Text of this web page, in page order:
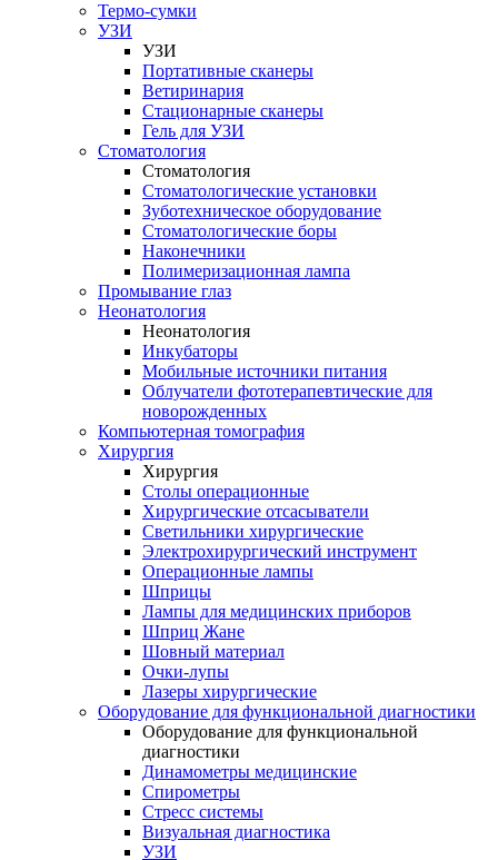
Термо-сумки
УЗИ
УЗИ
Портативные сканеры
Ветиринария
Стационарные сканеры
Гель для УЗИ
Стоматология
Стоматология
Стоматологические установки
Зуботехническое оборудование
Стоматологические боры
Наконечники
Полимеризационная лампа
Промывание глаз
Неонатология
Неонатология
Инкубаторы
Мобильные источники питания
Облучатели фототерапевтические для
новорожденных
Компьютерная томография
Хирургия
Хирургия
Столы операционные
Хирургические отсасыватели
Светильники хирургические
Электрохирургический инструмент
Операционные лампы
Шприцы
Лампы для медицинских приборов
Шприц Жане
Шовный материал
Очки-лупы
Лазеры хирургические
Оборудование для функциональной диагностики
Оборудование для функциональной
диагностики
Динамометры медицинские
Спирометры
Стресс системы
Визуальная диагностика
УЗИ